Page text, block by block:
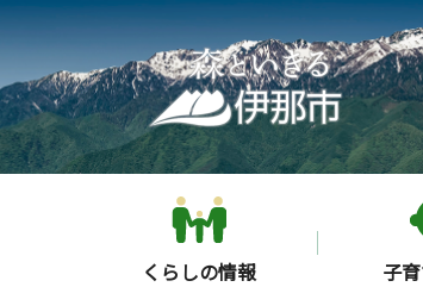
こ
の
ペ
ー
ジ
の
くらしの情報 子